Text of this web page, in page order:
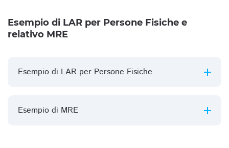
Esempio di LAR per Persone Fisiche e
relativo MRE
Esempio di LAR per Persone Fisiche
Esempio di MRE